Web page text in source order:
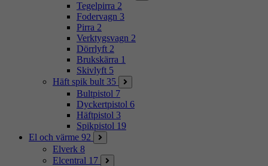
Tegelpirra 2
Fodervagn 3
Pirra 2
Verktygsvagn 2
Dörrlyft 2
Brukskärra 1
Skivlyft 5
Häft spik bult 35
Bultpistol 7
Dyckertpistol 6
Häftpistol 3
Spikpistol 19
El och värme 92
Elverk 8
Elcentral 17